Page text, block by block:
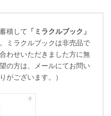
積して
「ミラクルブック」
ミラクルブックは非売品で
わせいただきました方に無
の方は、メールにてお問い
がございます。）